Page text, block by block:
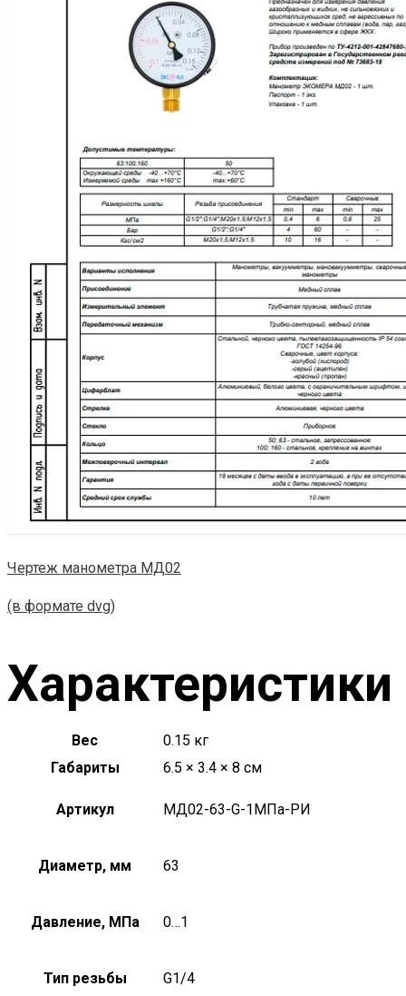
Чертеж манометра МД02
(в формате dvg)
Характеристики
Вес
0.15 кг
Габариты
6.5 × 3.4 × 8 см
Артикул МД02-63-G-1МПа-РИ
Диаметр, мм 63
Давление, МПа 0…1
Тип резьбы G1/4